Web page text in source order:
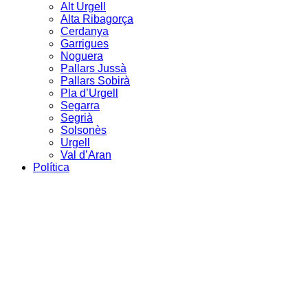
Alt Urgell
Alta Ribagorça
Cerdanya
Garrigues
Noguera
Pallars Jussà
Pallars Sobirà
Pla d’Urgell
Segarra
Segrià
Solsonès
Urgell
Val d’Aran
Política